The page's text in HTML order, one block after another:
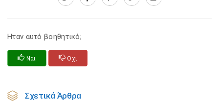
Ηταν αυτό βοηθητικό;
Ναι Οχι
Σχετικά Άρθρα